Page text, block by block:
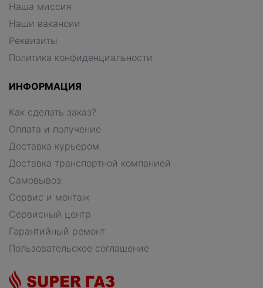
Наша миссия
Наши вакансии
Реквизиты
Политика конфиденциальности
ИНФОРМАЦИЯ
Как сделать заказ?
Оплата и получение
Доставка курьером
Доставка транспортной компанией
Самовывоз
Сервис и монтаж
Сервисный центр
Гарантийный ремонт
Пользовательское соглашение